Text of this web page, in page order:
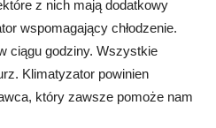
z nich mają dodatkowy
wspomagający chłodzenie.
ciągu godziny. Wszystkie
Klimatyzator powinien
który zawsze pomoże nam